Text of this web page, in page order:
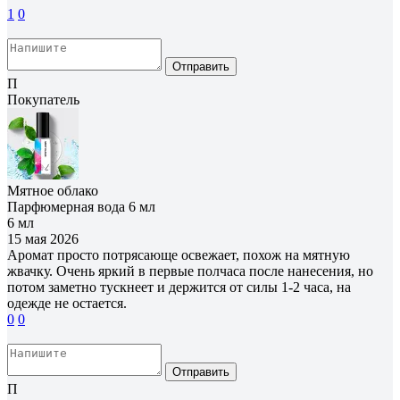
1 0
Отправить
П
Покупатель
Мятное облако
Парфюмерная вода 6 мл
6 мл
15 мая 2026
Аромат просто потрясающе освежает, похож на мятную
жвачку. Очень яркий в первые полчаса после нанесения, но
потом заметно тускнеет и держится от силы 1-2 часа, на
одежде не остается.
0 0
Отправить
П